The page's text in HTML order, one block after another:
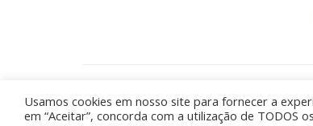
Anunciando Agora
Usamos cookies em nosso site para fornecer a
em “Aceitar”, concorda com a utilização de TODOS